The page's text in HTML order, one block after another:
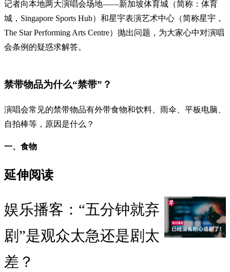
记者向本地两大演唱会场地——新加坡体育城（简称：体育
城，Singapore Sports Hub）和星宇表演艺术中心（简称星宇，
The Star Performing Arts Centre）抛出问题，为大家心中对演唱
会条例的疑惑求解答。
禁带物品为什么“禁带”？
演唱会常见的禁带物品有外带食物和饮料、雨伞、平板电脑、
自拍棒等，原因是什么？
一、食物
延伸阅读
娱乐播客：“五分钟就弃
剧”是观众太急还是剧太
差？